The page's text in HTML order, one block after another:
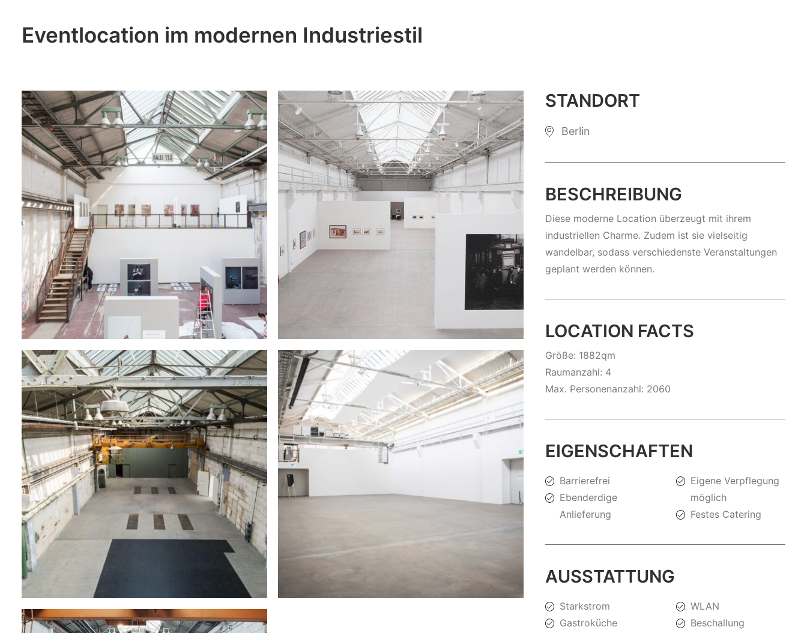
Eventlocation im modernen Industriestil
STANDORT
Berlin
BESCHREIBUNG
Diese moderne Location überzeugt mit ihrem
industriellen Charme. Zudem ist sie vielseitig
wandelbar, sodass verschiedenste Veranstaltungen
geplant werden können.
LOCATION FACTS
Größe: 1882qm
Raumanzahl: 4
Max. Personenanzahl: 2060
EIGENSCHAFTEN
Barrierefrei
Ebenderdige
Anlieferung
Eigene Verpflegung
möglich
Festes Catering
AUSSTATTUNG
Starkstrom
Gastroküche
WLAN
Beschallung